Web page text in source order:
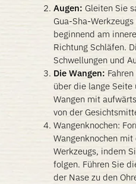
Augen: Gleiten Sie
Gua-Sha-
beginnend am
Richtung Schläfen.
Schwellungen und
Die Wangen:
über die lange
Wangen mit
von der
Wangenknochen:
Wangenknochen
Werkzeugs, indem
folgen. Führen Sie
der Nase zu den